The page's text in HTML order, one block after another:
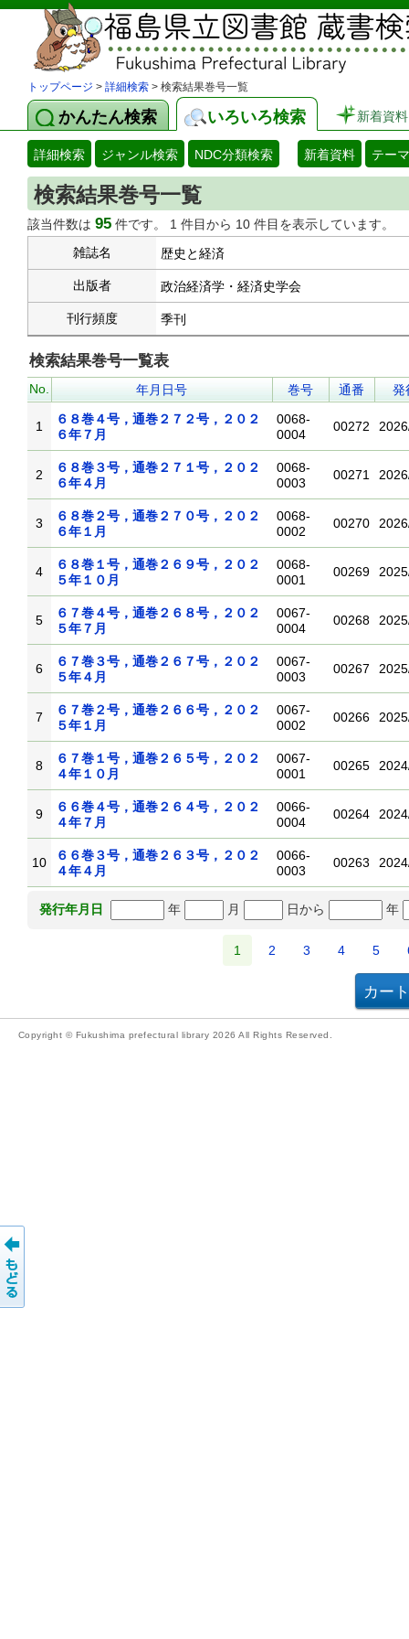
トップページ > 詳細検索 > 検索結果巻号一覧
かんたん検索 いろいろ検索 新着資料
詳細検索 ジャンル検索 NDC分類検索 新着資料 テー
検索結果巻号一覧
該当件数は 95 件です。 1 件目から 10 件目を表示しています。
雑誌名
歴史と経済
出版者 政治経済学・経済史学会
刊行頻度 季刊
検索結果巻号一覧表
No. 年月日号 巻号 通番 発
1
６８巻４号，通巻２７２号，２０２
６年７月
0068-
0004
00272
2
６８巻３号，通巻２７１号，２０２
６年４月
0068-
0003
00271
3
６８巻２号，通巻２７０号，２０２
６年１月
0068-
0002
00270
4
６８巻１号，通巻２６９号，２０２
５年１０月
0068-
0001
00269
5
６７巻４号，通巻２６８号，２０２
５年７月
0067-
0004
00268
6
６７巻３号，通巻２６７号，２０２
５年４月
0067-
0003
00267
7
６７巻２号，通巻２６６号，２０２
５年１月
0067-
0002
00266
8
６７巻１号，通巻２６５号，２０２
４年１０月
0067-
0001
00265
9
６６巻４号，通巻２６４号，２０２
４年７月
0066-
0004
00264
10
６６巻３号，通巻２６３号，２０２
４年４月
0066-
0003
00263
発行年月日 年 月 日から 年
1 2 3 4 5
Copyright © Fukushima prefectural library 2026 All Rights Reserved.